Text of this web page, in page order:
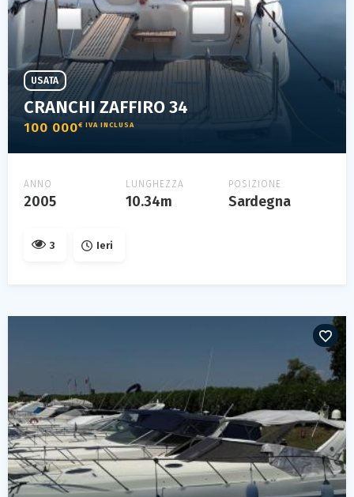
CRANCHI ZAFFIRO 34
100 000€ IVA INCLUSA
USATA
ANNO
2005
LUNGHEZZA
10.34m
POSIZIONE
Sardegna
3 Ieri